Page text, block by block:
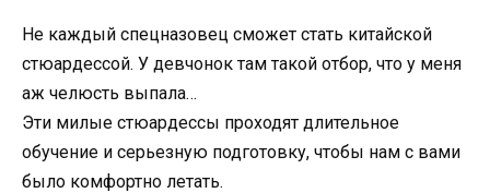
Не каждый спецназовец сможет стать китайской
стюардессой. У девчонок там такой отбор, что у меня
аж челюсть выпала…
Эти милые стюардессы проходят длительное
обучение и серьезную подготовку, чтобы нам с вами
было комфортно летать.